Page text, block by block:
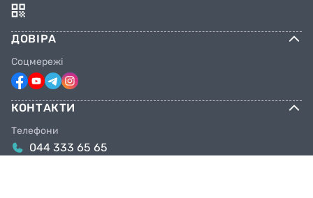
ДОВІРА
Соцмережі
КОНТАКТИ
Телефони
044 333 65 65